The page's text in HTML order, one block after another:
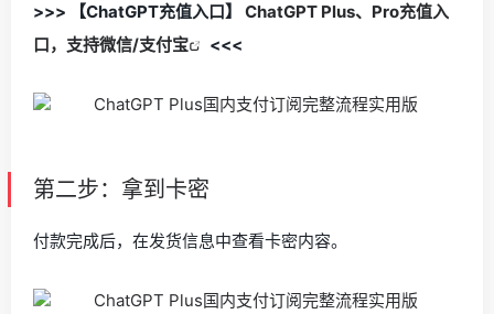
>>> 【ChatGPT充值入口】 ChatGPT Plus、Pro充值入
口，支持微信/支付宝
<<<
第二步：拿到卡密
付款完成后，在发货信息中查看卡密内容。